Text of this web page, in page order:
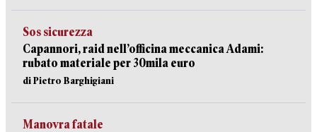
Sos sicurezza
Capannori, raid nell’officina meccanica Adami:
rubato materiale per 30mila euro
di Pietro Barghigiani
Manovra fatale